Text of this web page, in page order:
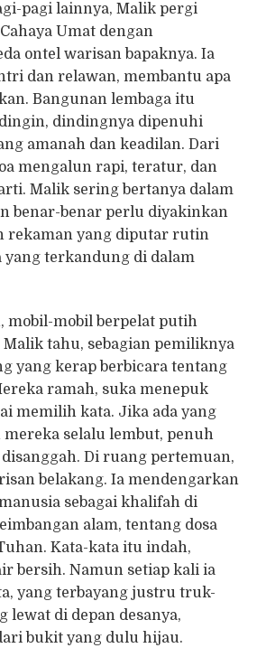
pagi lainnya, Malik pergi
Umat dengan
ontel warisan bapaknya. Ia
dan relawan, membantu apa
Bangunan lembaga itu
dindingnya dipenuhi
amanah dan keadilan. Dari
mengalun rapi, teratur, dan
Malik sering bertanya dalam
benar-benar perlu diyakinkan
rekaman yang diputar rutin
yang terkandung di dalam
mobil-mobil berpelat putih
tahu, sebagian pemiliknya
yang kerap berbicara tentang
ramah, suka menepuk
memilih kata. Jika ada yang
mereka selalu lembut, penuh
Di ruang pertemuan,
belakang. Ia mendengarkan
sebagai khalifah di
alam, tentang dosa
Kata-kata itu indah,
bersih. Namun setiap kali ia
yang terbayang justru truk-
lewat di depan desanya,
bukit yang dulu hijau.